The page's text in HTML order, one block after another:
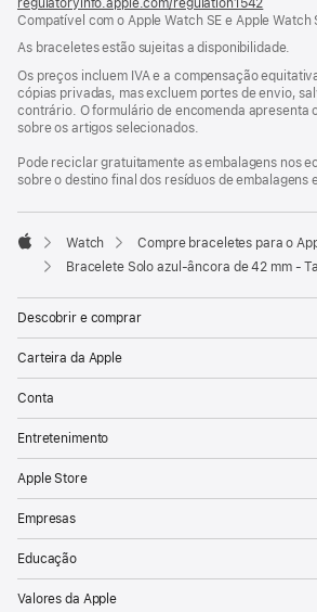
regulatoryinfo.apple.com/regulation1542
numa
nova
janela)
Compatível com o Apple Watch SE e Apple
As braceletes estão sujeitas a disponibilidade.
Os preços incluem IVA e a compensação
cópias privadas, mas excluem portes de envio,
contrário. O formulário de encomenda apresenta
sobre os artigos selecionados.
Pode reciclar gratuitamente as embalagens nos
sobre o destino final dos resíduos de embalagens
Apple
Watch
Compre braceletes para o
Bracelete Solo azul‑âncora de 42 mm -
Descobrir e comprar
Carteira da Apple
Conta
Entretenimento
Apple Store
Empresas
Educação
Valores da Apple